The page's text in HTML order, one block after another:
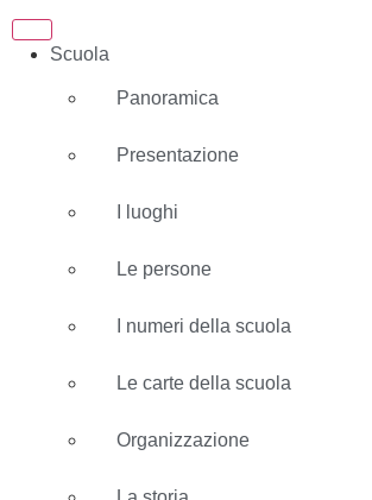
Scuola
Panoramica
Presentazione
I luoghi
Le persone
I numeri della scuola
Le carte della scuola
Organizzazione